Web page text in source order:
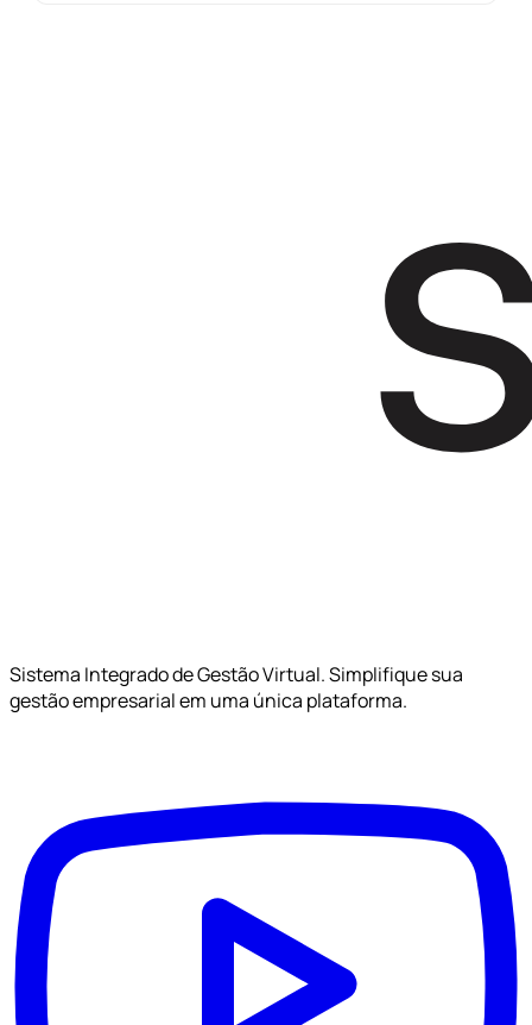
Sistema Integrado de Gestão Virtual. Simplifique sua
gestão empresarial em uma única plataforma.